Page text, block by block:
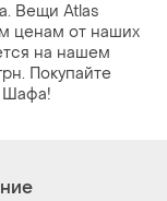
Вещи Atlas
ценам от наших
на нашем
Покупайте
Шафа!